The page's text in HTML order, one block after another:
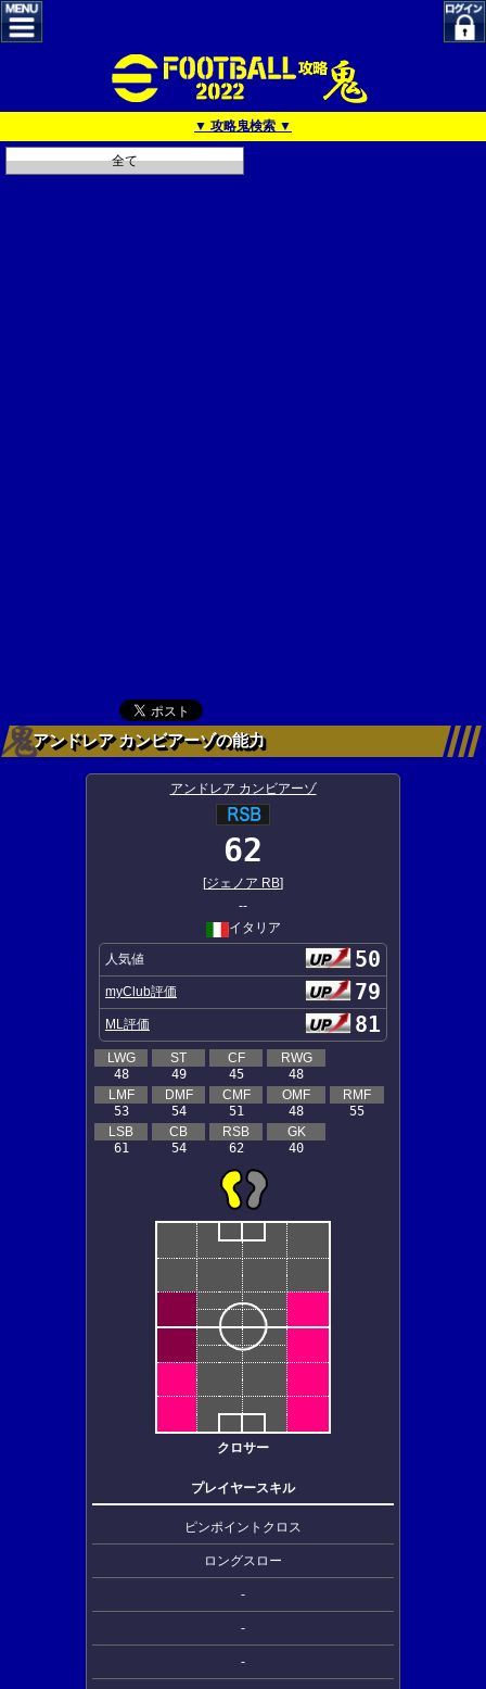
▼ 攻略鬼検索 ▼
全て
アンドレア カンビアーゾの能力
アンドレア カンビアーゾ
62
[ジェノア RB]
--
イタリア
人気値 50
myClub評価 79
ML評価 81
LWG
48
ST
49
CF
45
RWG
48
LMF
53
DMF
54
CMF
51
OMF
48
RMF
55
LSB
61
CB
54
RSB
62
GK
40
クロサー
プレイヤースキル
ピンポイントクロス
ロングスロー
-
-
-